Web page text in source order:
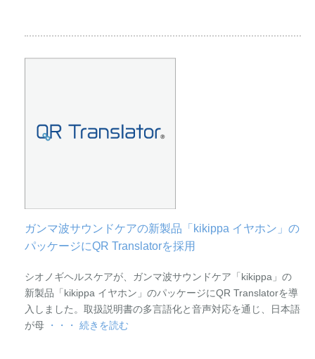
ガンマ波サウンドケアの新製品「kikippa イヤホン」の
パッケージにQR Translatorを採用
シオノギヘルスケアが、ガンマ波サウンドケア「kikippa」の
新製品「kikippa イヤホン」のパッケージにQR Translatorを導
入しました。取扱説明書の多言語化と音声対応を通じ、日本語
が母
・・・ 続きを読む